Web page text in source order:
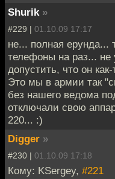
Shurik »
#229 | 01.10.09 17:17
не... полная ерунда...
телефоны на раз... не
допустить, что он
Это мы в армии так
без нашего ведома
отключали свою
220... :)
Digger »
#230 | 01.10.09 17:18
Кому: KSergey, #221